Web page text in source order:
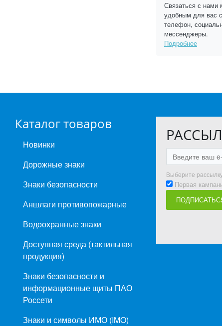
Связаться с
удобным для вас
телефон,
мессенджеры.
Подробнее
Каталог товаров
Новинки
Дорожные знаки
Знаки безопасности
Аншлаги противопожарные
Водоохранные знаки
Доступная среда (тактильная
продукция)
Знаки безопасности и
информационные щиты ПАО
Россети
Знаки и символы ИМО (IMO)
Выберите
Первая